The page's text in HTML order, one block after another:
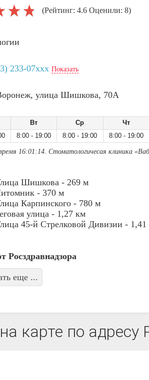
(Рейтинг: 4.6 Оценили: 8)
233-07xxx Показать
улица Шишкова, 70А
Вт Ср Чт
8:00 - 19:00 8:00 - 19:00 8:00 - 19:00
16:01:14. Стоматологичесая клиника
Шишкова - 269 м
- 370 м
Карпинского - 780 м
улица - 1,27 км
45-й Стрелковой Дивизии -
Росздравнадзора
еще ...
карте по